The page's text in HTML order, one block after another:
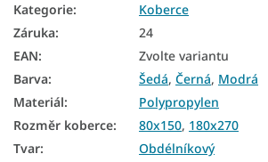
Koberce 120x170
Koberce 140x190
Koberce 160x220
Koberce 200x290
Kategorie:
Koberce
Záruka:
24
EAN:
Zvolte variantu
Barva: Šedá, Černá, Modrá
Materiál:
Polypropylen
Rozměr koberce: 80x150, 180x270
Tvar:
Obdélníkový